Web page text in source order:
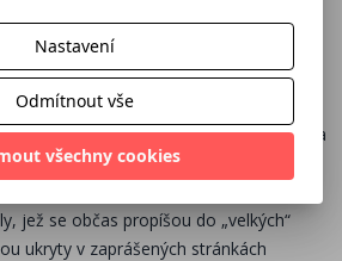
plakát
velkých okamžiků – politických dohod a
celých národů, vítězných bitev i
je také mnohem drobnější příběhy:
jež se občas propíšou do „velkých“
ukryty v zaprášených stránkách
Nastavení
Odmítnout vše
všechny cookies